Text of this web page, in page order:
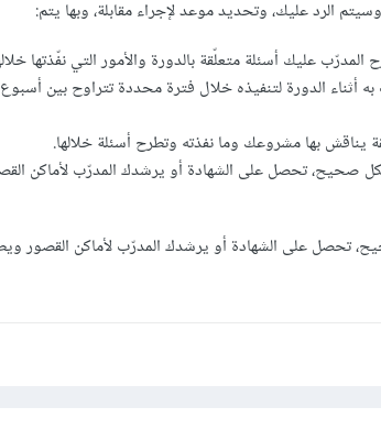
الرد عليك، وتحديد موعد لإجراء مقابلة، وبها يتم:
أثناء الدورة لتنفيذه خلال فترة محددة تتراوح بين
صحيح، تحصل على الشهادة أو يرشدك المدرّب لأماكن
تحصل على الشهادة أو يرشدك المدرّب لأماكن القصور